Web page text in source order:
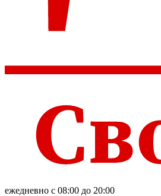
ежедневно с 08:00 до 20:00